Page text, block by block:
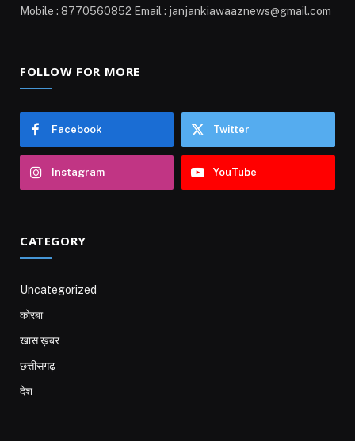
Mobile : 8770560852 Email : janjankiawaaznews@gmail.com
FOLLOW FOR MORE
Facebook Twitter
Instagram YouTube
CATEGORY
Uncategorized
कोरबा
खास ख़बर
छत्तीसगढ़
देश